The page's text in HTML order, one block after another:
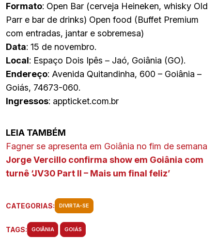
Formato: Open Bar (cerveja Heineken, whisky Old
Parr e bar de drinks) Open food (Buffet Premium
com entradas, jantar e sobremesa)
Data: 15 de novembro.
Local: Espaço Dois Ipês – Jaó, Goiânia (GO).
Endereço: Avenida Quitandinha, 600 – Goiânia –
Goiás, 74673-060.
Ingressos: appticket.com.br
LEIA TAMBÉM
Fagner se apresenta em Goiânia no fim de semana
Jorge Vercillo confirma show em Goiânia com
turnê ‘JV30 Part II – Mais um final feliz’
CATEGORIAS: DIVIRTA-SE
TAGS: GOIÂNIA GOIÁS